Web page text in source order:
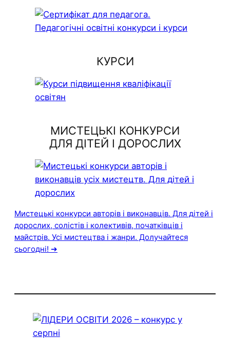
КУРСИ
МИСТЕЦЬКІ КОНКУРСИ
ДЛЯ ДІТЕЙ І ДОРОСЛИХ
Мистецькі конкурси авторів і виконавців. Для дітей і
дорослих, солістів і колективів, початківців і
майстрів. Усі мистецтва і жанри. Долучайтеся
сьогодні! ➔